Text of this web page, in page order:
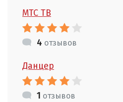
МТС ТВ
4 отзывов
Данцер
1 отзывов